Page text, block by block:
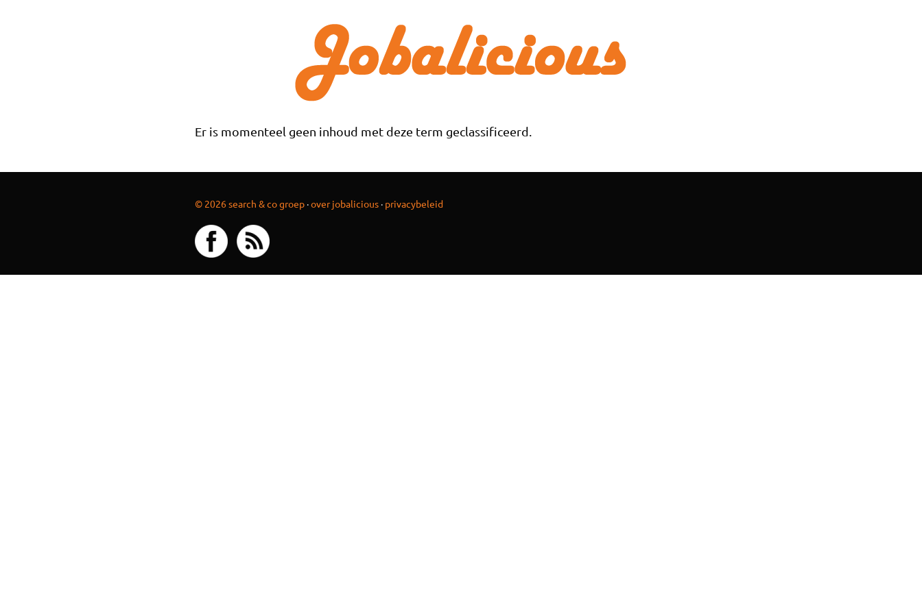
Er is momenteel geen inhoud met deze term geclassificeerd.
© 2026 search & co groep·over jobalicious· privacybeleid